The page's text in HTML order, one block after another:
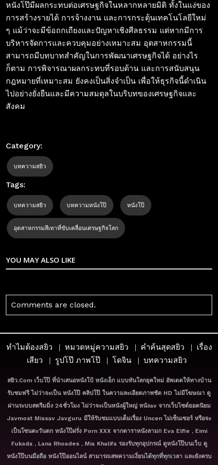
หนังโป๊มีผลกระทบต่อเศรษฐกิจในหลากหลายมิติ ทั้งในแง่ของ
การสร้างรายได้ การจ้างงาน และการกระตุ้นเทคโนโลยีใหม่
ๆ แม้ว่าจะมีข้อถกเถียงและปัญหาเชิงศีลธรรม แต่หากมีการ
บริหารจัดการและควบคุมอย่างเหมาะสม อุตสาหกรรมนี้
สามารถมีบทบาทสำคัญในการพัฒนาเศรษฐกิจได้ อย่างไร
ก็ตาม การพิจารณาผลกระทบที่รอบด้าน และการสนับสนุน
กฎหมายที่เหมาะสม ยังคงเป็นสิ่งจำเป็น เพื่อให้ธุรกิจนี้ดำเนิน
ไปอย่างยั่งยืนและมีความสมดุลในบริบทของเศรษฐกิจและ
สังคม
Category:
บทความสยิว
Tags:
บทความสยิว บทความหนังโป๊ หนังโป๊
อุตสาหกรรมสีเทาที่ขับเคลื่อนเศรษฐกิจโลก
YOU MAY ALSO LIKE
Comments are closed.
ทำไมต้องสยิว หมวดหมู่ความสยิว คำค้นสุดสยิว
เรื่อง
เสียว
รูปโป๊ ภาพโป๊ โดจิน บทความสยิว
สยิว.com เว็บโป๊ ที่นำเสนอหนังโป้ หนังเอ็ก แบบทันโลกยุคใหม่ อัพเดตให้ทางบ้าน
รับชมฟรี ไม่ว่าจะเป็น หนังโป๊ คลิปโป๊ ในความละเอียดภาพชัด HD ไม่มีโฆษณา ดู
ผ่านระบบสตรีมมิ่ง 24ชั่วโมง ไม่ว่าจะเป็นหนังผู้ใหญ่ หนังav จากเว็บไซต์ยอดนิยม
Javmost Missav Javguru มีให้รับชมแบบเต็มเรื่อง Uncen ไม่เซ็นเซอร์ หรือจะ
เป็นโซนตะวันตก หนังโป๊ฝรั่ง Porn XXX จากดาราหนังลามก Eva Elfie , Eimi
Fukada , Lana Rhoades , Mia Khalifa รองรับทุกอุปกรณ์ ดูหนังโป๊บนเว็บ ดู
หนังโป๊บนมือถือ หนังโป๊ออนไลน์ สามารถเสพความเงี่ยนได้ทุกที่ทุกเวลา และยังครบ